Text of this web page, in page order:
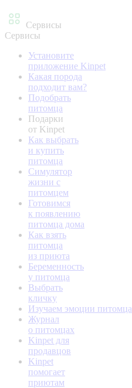
Сервисы
Сервисы
Установите
приложение Kinpet
Какая порода
подходит вам?
Подобрать
питомца
Подарки
от Kinpet
Как выбрать
и купить
питомца
Симулятор
жизни с
питомцем
Готовимся
к появлению
питомца дома
Как взять
питомца
из приюта
Беременность
у питомца
Выбрать
кличку
Изучаем эмоции питомца
Журнал
о питомцах
Kinpet для
продавцов
Kinpet
помогает
приютам